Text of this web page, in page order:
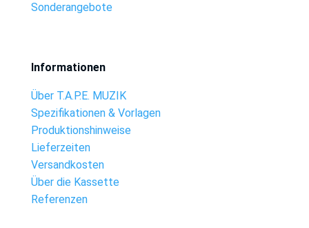
Sonderangebote
Informationen
Über T.A.P.E. MUZIK
Spezifikationen & Vorlagen
Produktionshinweise
Lieferzeiten
Versandkosten
Über die Kassette
Referenzen